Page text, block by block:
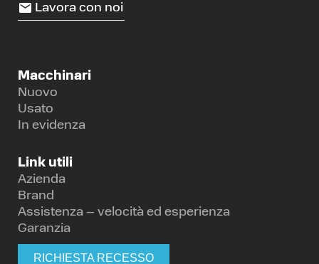
Lavora con noi
Macchinari
Nuovo
Usato
In evidenza
Link utili
Azienda
Brand
Assistenza – velocità ed esperienza
Garanzia
RICHIESTA RECESSO